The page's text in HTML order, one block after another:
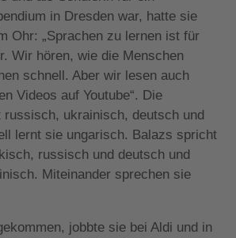
in Dresden war, hatte sie
Ohr: „Sprachen zu lernen ist für
Wir hören, wie die Menschen
schnell. Aber wir lesen auch
Videos auf Youtube“. Die
ukrainisch, deutsch und
lernt sie ungarisch. Balazs spricht
russisch und deutsch und
Miteinander sprechen sie
jobbte sie bei Aldi und in